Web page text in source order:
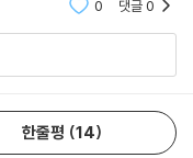
승한 것으로 행복한 결말
도 있다. 안데르센은 자
불구하고 사실적인 감동을
상 깊은 구절과 장면이
0 댓글0
한줄평 14